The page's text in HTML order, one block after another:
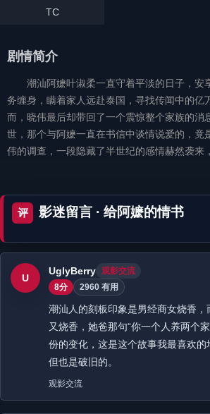
TC
剧情简介
潮汕阿嬷叶淑柔一直守着平淡的日子，安
务缠身，瞒着家人远赴泰国，寻找传闻中的亿
而，晓伟最后却带回了一个震惊整个家族的消
世，那个与阿嬷一直在书信中谈情说爱的，竟
伟的调查，一段隐藏了半世纪的感情赫然袭来
评 影迷留言 · 给阿嬷的情书
U
UglyBerry 观影交流
8分
2960 有用
潮汕人的刻板印象是男经商女烧香
又烧香，她爸那句“你一个人养两个
份的变化，这是这个故事我最喜欢的
但也是破旧的。
观影交流